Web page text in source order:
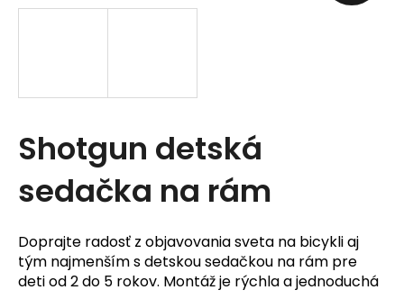
Shotgun detská
sedačka na rám
Doprajte radosť z objavovania sveta na bicykli aj
tým najmenším s detskou sedačkou na rám pre
deti od 2 do 5 rokov. Montáž je rýchla a jednoduchá
j
ť
?